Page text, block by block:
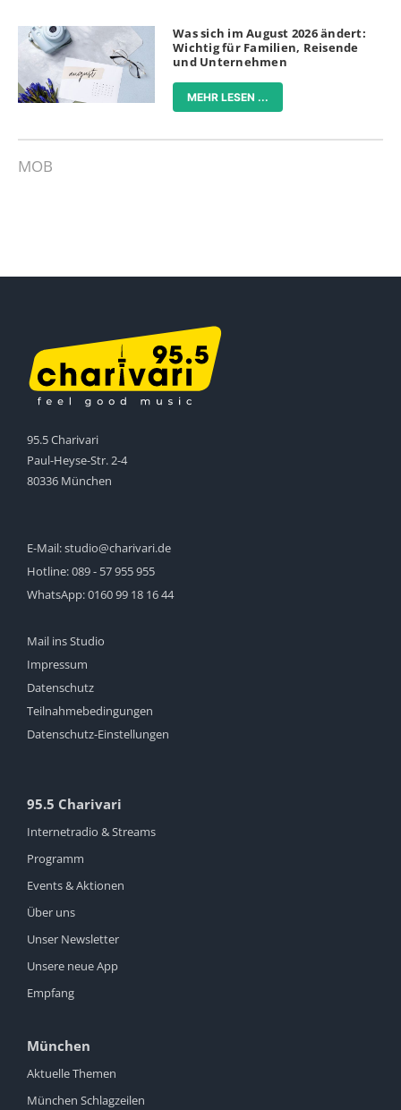
Was sich im August 2026 ändert:
Wichtig für Familien, Reisende
und Unternehmen
MEHR LESEN ...
MOB
95.5 Charivari
Paul-Heyse-Str. 2-4
80336 München
E-Mail:studio@charivari.de
Hotline:089 - 57 955 955
WhatsApp:0160 99 18 16 44
Mail ins Studio
Impressum
Datenschutz
Teilnahmebedingungen
Datenschutz-Einstellungen
95.5 Charivari
Internetradio & Streams
Programm
Events & Aktionen
Über uns
Unser Newsletter
Unsere neue App
Empfang
München
Aktuelle Themen
München Schlagzeilen